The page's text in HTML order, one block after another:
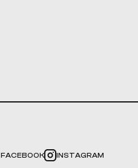
FACEBOOK
INSTAGRAM